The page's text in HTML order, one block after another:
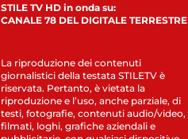
STILE TV HD in onda su:
CANALE 78 DEL DIGITALE TERRESTRE
La riproduzione dei contenuti
giornalistici della testata STILETV è
riservata. Pertanto, è vietata la
riproduzione e l’uso, anche parziale, di
testi, fotografie, contenuti audio/video,
filmati, loghi, grafiche aziendali e